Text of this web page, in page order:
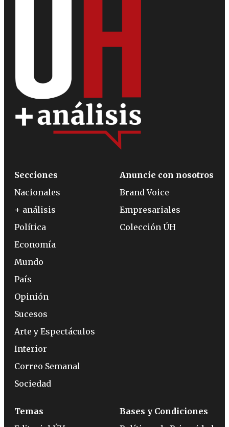
Secciones
Nacionales
+ análisis
Política
Economía
Mundo
País
Opinión
Sucesos
Arte y Espectáculos
Interior
Correo Semanal
Sociedad
Anuncie con nosotros
Brand Voice
Empresariales
Colección ÚH
Temas
Bases y Condiciones